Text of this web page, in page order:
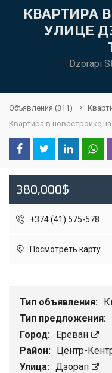
КВАРТИРА
УЛИЦЕ
Dzorapi
Объявления (311)
Квартира в новостройке
380,000$
+374 (41) 575-578
Посмотреть карту
Тип объявления:
Тип предложения:
Город: Ереван
Район: Центр-
Улица: Дзорап